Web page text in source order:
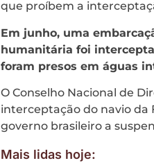
que proíbem a
Em junho, uma
humanitária foi
foram presos em águas
O Conselho Nacional de
interceptação do navio da
governo brasileiro a
Mais lidas hoje: